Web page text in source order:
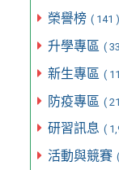
榮譽榜 ( 141 )
升學專區 (
新生專區 (
防疫專區 (
研習訊息 (
活動與競賽